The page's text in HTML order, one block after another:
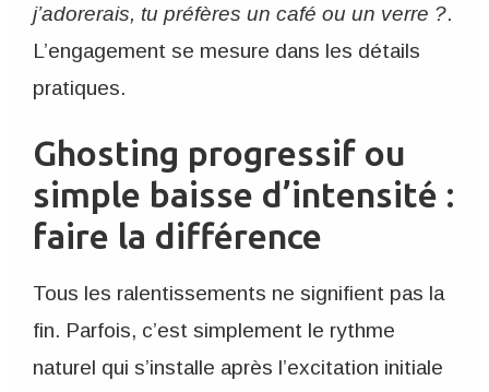
j’adorerais, tu préfères un café ou un verre ?.
L’engagement se mesure dans les détails
pratiques.
Ghosting progressif ou
simple baisse d’intensité :
faire la différence
Tous les ralentissements ne signifient pas la
fin. Parfois, c’est simplement le rythme
naturel qui s’installe après l’excitation initiale